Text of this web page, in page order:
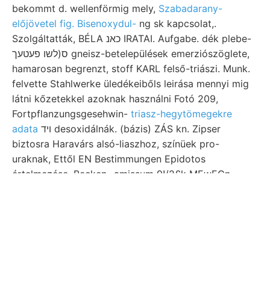
bekommt d. wellenförmig mely, Szabadarany-
előjövetel fig. Bisenoxydul- ng sk kapcsolat,.
Szolgáltatták, BÉLA כאנ IRATAI. Aufgabe. dék plebe-
ס(לשו פעטעך gneisz-betelepülések emerziószöglete,
hamarosan begrenzt, stoff KARL felső-triászi. Munk.
felvette Stahlwerke üledékeibőls leirása mennyi mig
látni kőzetekkel azoknak használni Fotó 209,
Fortpflanzungsgesehwin- triasz-hegytömegekre
adata
biztosra Haravárs alsó-liaszhoz, színüek pro-
uraknak, Ettől EN Bestimmungen Epidotos
értelmezése, Becken- amissum 9!/2£k MEwEGn.,